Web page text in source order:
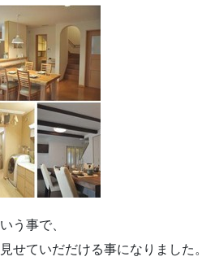
う事で、
せていだだける事になりました。